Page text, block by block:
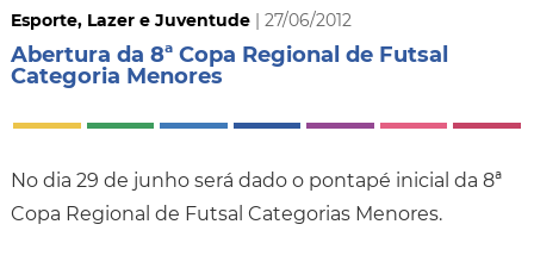
Esporte, Lazer e Juventude| 27/06/2012
Abertura da 8ª Copa Regional de Futsal
Categoria Menores
No dia 29 de junho será dado o pontapé inicial da 8ª
Copa Regional de Futsal Categorias Menores.